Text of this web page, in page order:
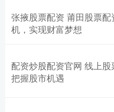
张掖股票配资 莆田股票
机，实现财富梦想
配资炒股配资官网 线上股
把握股市机遇